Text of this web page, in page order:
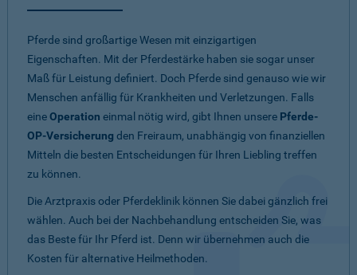
Pferde sind großartige Wesen mit einzigartigen
Eigenschaften. Mit der Pferdestärke haben sie sogar unser
Maß für Leistung definiert. Doch Pferde sind genauso wie wir
Menschen anfällig für Krankheiten und Verletzungen. Falls
eineOperation einmal nötig wird, gibt Ihnen unsere Pferde-
OP-Versicherung den Freiraum, unabhängig von finanziellen
Mitteln die besten Entscheidungen für Ihren Liebling treffen
zu können.
Die Arztpraxis oder Pferdeklinik können Sie dabei gänzlich frei
wählen. Auch bei der Nachbehandlung entscheiden Sie, was
das Beste für Ihr Pferd ist. Denn wir übernehmen auch die
Kosten für alternative Heilmethoden.